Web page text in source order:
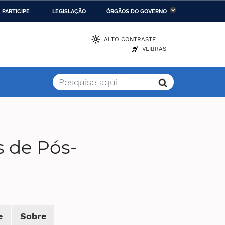
PARTICIPE LEGISLAÇÃO
ÓRGÃOS DO GOVERNO
Tecnologia, Inovações e
Comunicações
ALTO CONTRASTE
VLIBRAS
de Pós-
Sobre